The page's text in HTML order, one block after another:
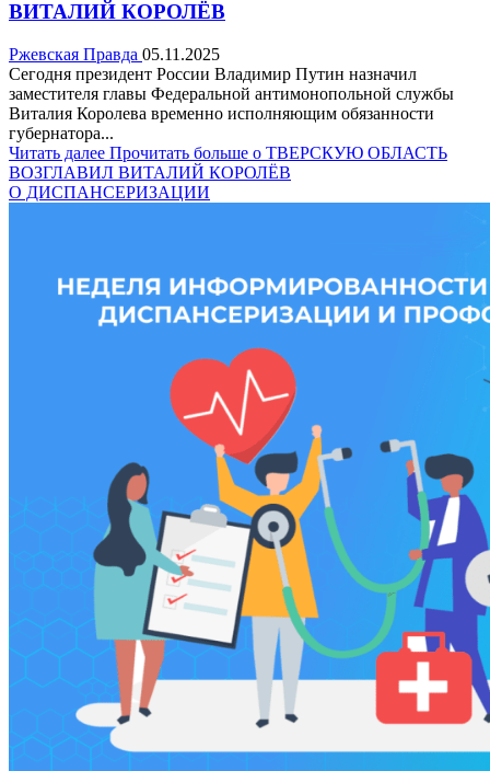
ВИТАЛИЙ КОРОЛЁВ
Ржевская Правда 05.11.2025
Сегодня президент России Владимир Путин назначил
заместителя главы Федеральной антимонопольной службы
Виталия Королева временно исполняющим обязанности
губернатора...
Читать далее Прочитать больше о ТВЕРСКУЮ ОБЛАСТЬ
ВОЗГЛАВИЛ ВИТАЛИЙ КОРОЛЁВ
О ДИСПАНСЕРИЗАЦИИ